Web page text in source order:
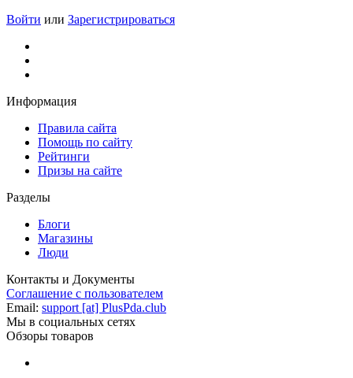
Войти или Зарегистрироваться
Информация
Правила сайта
Помощь по сайту
Рейтинги
Призы на сайте
Разделы
Блоги
Магазины
Люди
Контакты и Документы
Соглашение с пользователем
Email: support [at] PlusPda.club
Мы в социальных сетях
Обзоры товаров